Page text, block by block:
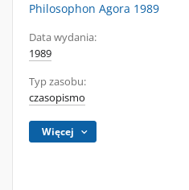
Philosophon Agora 1989
Data wydania:
1989
Typ zasobu:
czasopismo
Więcej